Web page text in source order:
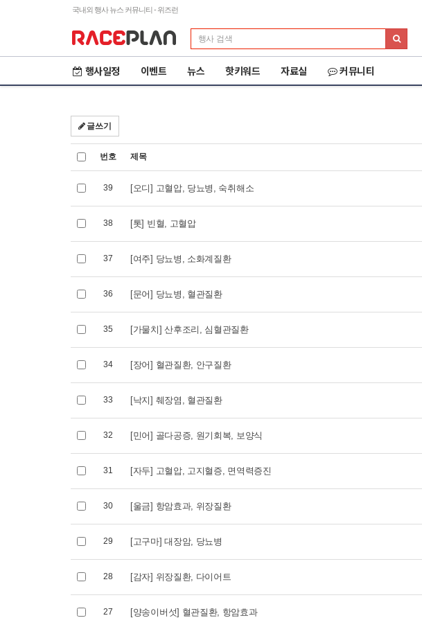
국내외 행사 뉴스 커뮤니티 - 위즈런
행사일정 이벤트 뉴스 핫키워드 자료실 커뮤니티
글쓰기
번호 제목
39 [오디] 고혈압, 당뇨병, 숙취해소
38 [톳] 빈혈, 고혈압
37 [여주] 당뇨병, 소화계질환
36 [문어] 당뇨병, 혈관질환
35 [가물치] 산후조리, 심혈관질환
34 [장어] 혈관질환, 안구질환
33 [낙지] 췌장염, 혈관질환
32 [민어] 골다공증, 원기회복, 보양식
31 [자두] 고혈압, 고지혈증, 면역력증진
30 [울금] 항암효과, 위장질환
29 [고구마] 대장암, 당뇨병
28 [감자] 위장질환, 다이어트
27 [양송이버섯] 혈관질환, 항암효과
제23회 철원DMZ 국제
2026.09.05 (토)